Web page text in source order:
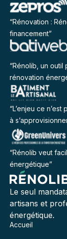
“Rénovation :
financement”
“Rénolib, un outil
rénovation
“L’enjeu ce
à
“Rénolib veut
énergétique”
Le seul
artisans et
énergétique.
Accueil